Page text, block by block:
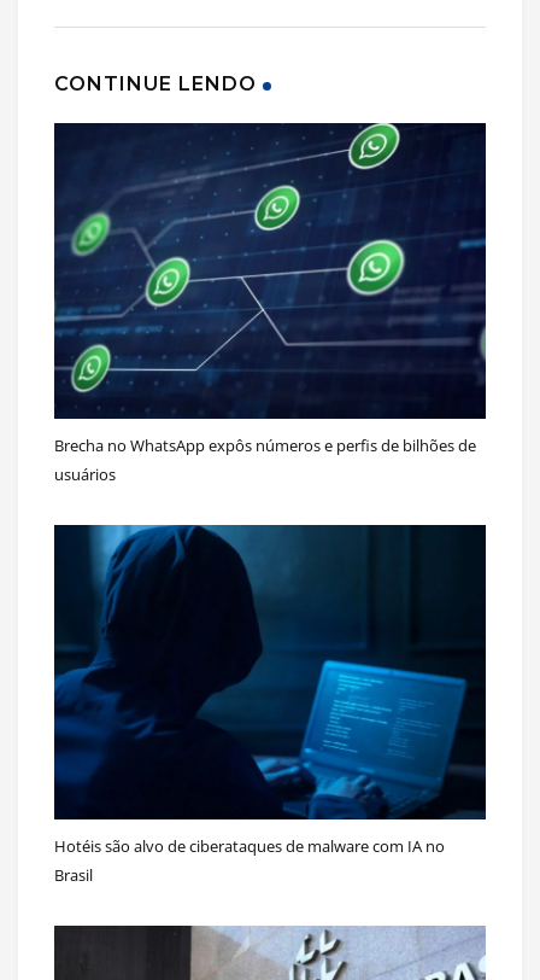
CONTINUE LENDO
Brecha no WhatsApp expôs números e perfis de bilhões de
usuários
Hotéis são alvo de ciberataques de malware com IA no
Brasil